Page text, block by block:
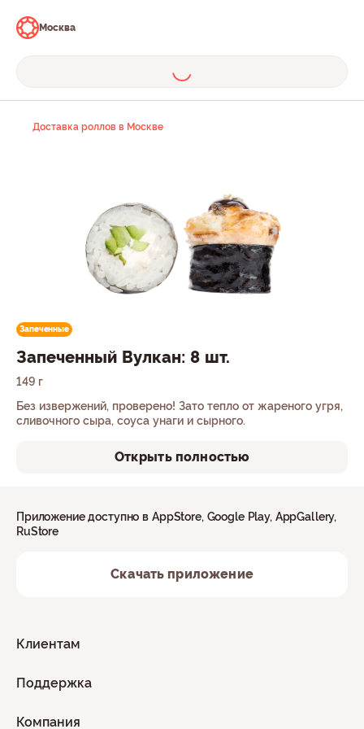
Москва
Доставка роллов в Москве
Запеченные
Запеченный Вулкан: 8 шт.
149 г
Без извержений, проверено! Зато тепло от жареного угря,
сливочного сыра, соуса унаги и сырного.
Открыть полностью
Клиентам
Поддержка
Компания
Приложение доступно в AppStore, Google Play, AppGallery,
RuStore
Скачать приложение